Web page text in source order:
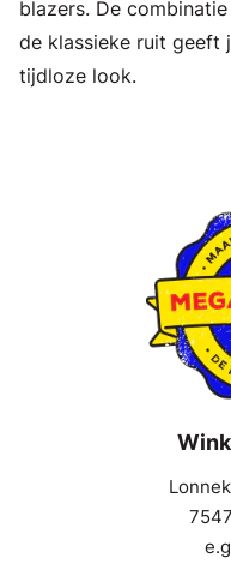
blazers. De
de klassieke ruit geeft
tijdloze look.